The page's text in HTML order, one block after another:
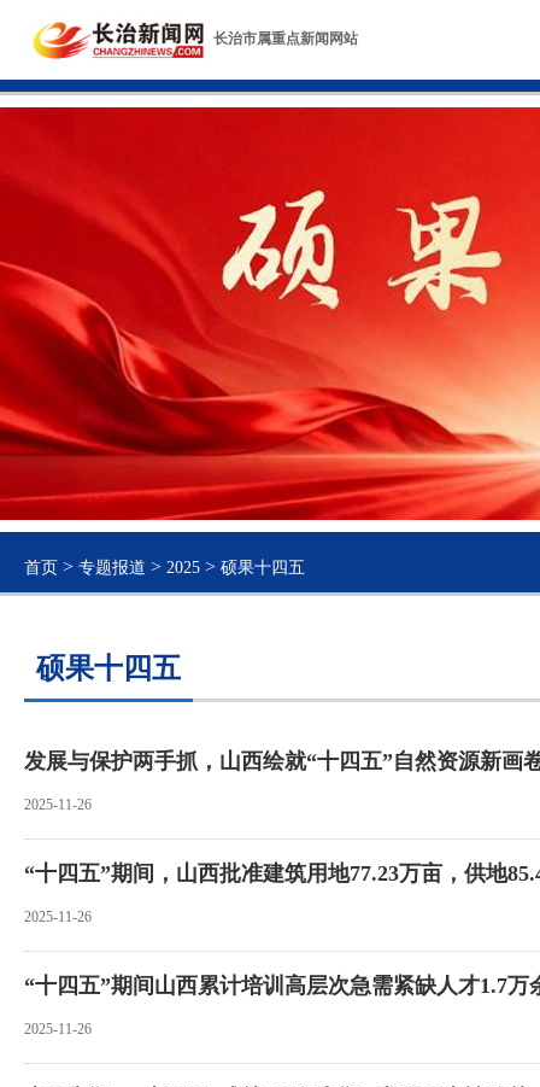
长治市属重点新闻网站
首页 > 专题报道 > 2025 > 硕果十四五
硕果十四五
发展与保护两手抓，山西绘就“十四五”自然资源新画
2025-11-26
“十四五”期间，山西批准建筑用地77.23万亩，供地
2025-11-26
“十四五”期间山西累计培训高层次急需紧缺人才1.7万
2025-11-26